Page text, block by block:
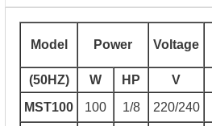
Model Power Voltage
(50HZ) W HP V
MST100
100 1/8 220/240